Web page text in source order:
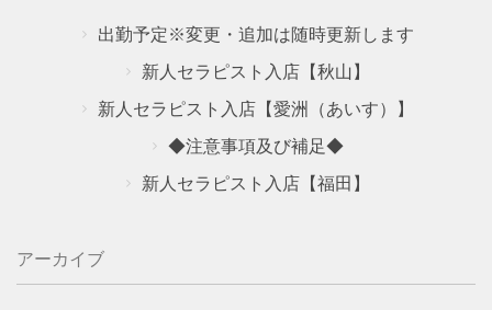
出勤予定※変更・追加は随時更新します
新人セラピスト入店【秋山】
新人セラピスト入店【愛洲（あいす）】
◆注意事項及び補足◆
新人セラピスト入店【福田】
アーカイブ